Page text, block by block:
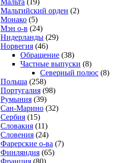
Мальтийский орден (2)
Монако (5)
Мэн о-в (24)
Нидерланды (29)
Норвегия (46)
Обращение (38)
Частные выпуски (8)
Северный полюс (8)
Польша (258)
Португалия (98)
Румыния (39)
Сан-Марино (32)
Сербия (15)
Словакия (11)
Словения (24)
Фарерские о-ва (7)
Финляндия (65)
Франция (80)